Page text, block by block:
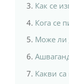
Как се
Кога се
Може ли
Какви